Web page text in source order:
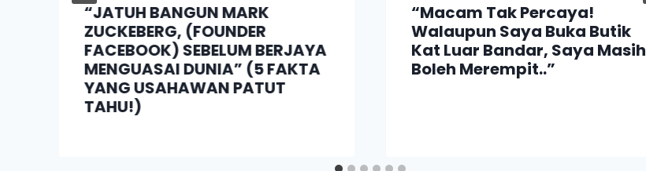
“JATUH BANGUN MARK
ZUCKEBERG, (FOUNDER
FACEBOOK) SEBELUM BERJAYA
MENGUASAI DUNIA” (5 FAKTA
YANG USAHAWAN PATUT
TAHU!)
“Macam Tak Percaya!
Walaupun Saya Buka Butik
Kat Luar Bandar, Saya Masih
Boleh Merempit..”